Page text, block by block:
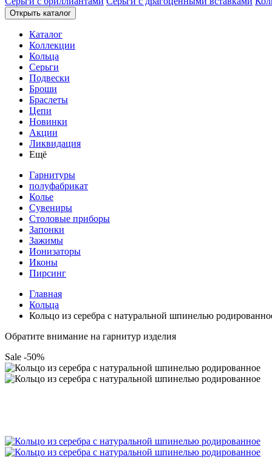
Открыть каталог
Каталог
Коллекции
Кольца
Серьги
Подвески
Броши
Браслеты
Цепи
Новинки
Акции
Ликвидация
Ещё
Гарнитуры
полуфабрикат
Колье
Сувениры
Столовые приборы
Запонки
Зажимы
Ионизаторы
Иконы
Пирсинг
Главная
Кольца
Кольцо из серебра с натуральной шпинелью
Обратите внимание на гарнитур изделия
Sale -50%